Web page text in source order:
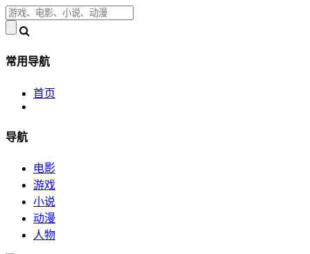
常用导航
首页
导航
电影
游戏
小说
动漫
人物